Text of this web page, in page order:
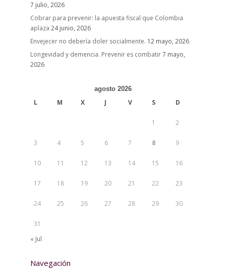
7 julio, 2026
Cobrar para prevenir: la apuesta fiscal que Colombia
aplaza 24 junio, 2026
Envejecer no debería doler socialmente. 12 mayo, 2026
Longevidad y demencia. Prevenir es combatir7 mayo,
2026
agosto 2026
L M X J V S D
1 2
3 4 5 6 7 8 9
10 11 12 13 14 15 16
17 18 19 20 21 22 23
24 25 26 27 28 29 30
31
« Jul
Navegación